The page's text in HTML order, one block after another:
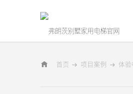
首页 项目案例 体